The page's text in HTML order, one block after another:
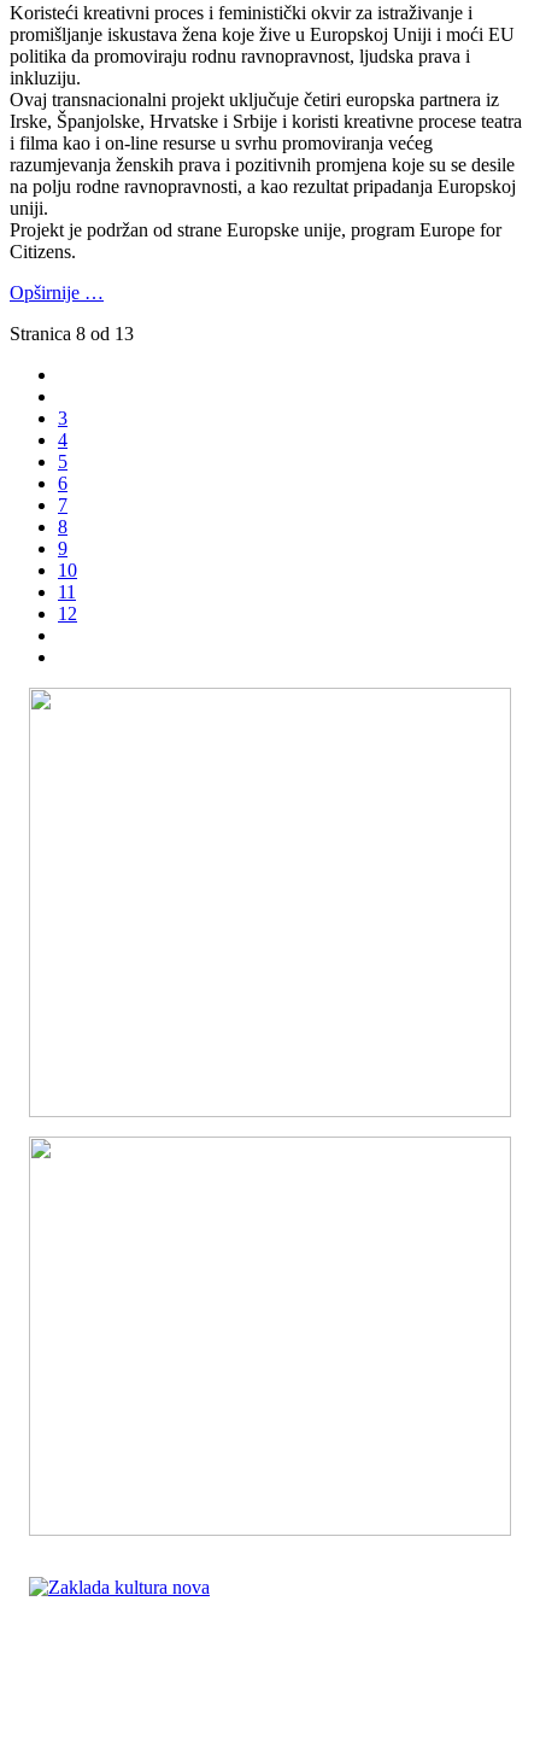
Koristeći kreativni proces i feministički okvir za istraživanje i
promišljanje iskustava žena koje žive u Europskoj Uniji i moći EU
politika da promoviraju rodnu ravnopravnost, ljudska prava i
inkluziju.
Ovaj transnacionalni projekt uključuje četiri europska partnera iz
Irske, Španjolske, Hrvatske i Srbije i koristi kreativne procese teatra
i filma kao i on-line resurse u svrhu promoviranja većeg
razumjevanja ženskih prava i pozitivnih promjena koje su se desile
na polju rodne ravnopravnosti, a kao rezultat pripadanja Europskoj
uniji.
Projekt je podržan od strane Europske unije, program Europe for
Citizens.
Opširnije …
Stranica 8 od 13
3
4
5
6
7
8
9
10
11
12